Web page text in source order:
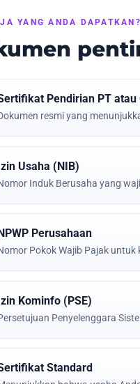
YANG ANDA DAPATKAN?
Pendirian PT atau
resmi yang
Usaha (NIB)
Induk Berusaha yang
Perusahaan
Pokok Wajib Pajak
Kominfo (PSE)
Penyelenggara
Standard